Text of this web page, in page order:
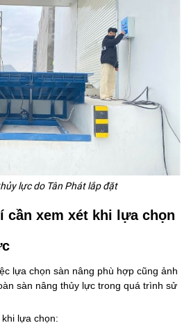
lực do Tân Phát lắp đặt
cần xem xét khi lựa chọn
lựa chọn sàn nâng phù hợp cũng ảnh
sàn nâng thủy lực trong quá trình sử
lựa chọn: